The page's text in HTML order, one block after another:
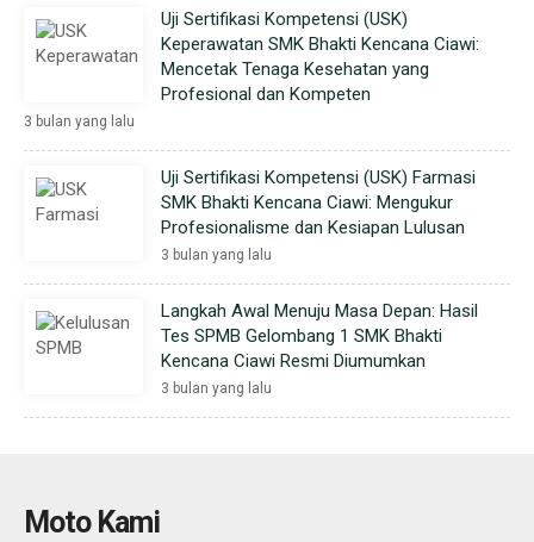
Uji Sertifikasi Kompetensi (USK)
Keperawatan SMK Bhakti Kencana Ciawi:
Mencetak Tenaga Kesehatan yang
Profesional dan Kompeten
3 bulan yang lalu
Uji Sertifikasi Kompetensi (USK) Farmasi
SMK Bhakti Kencana Ciawi: Mengukur
Profesionalisme dan Kesiapan Lulusan
3 bulan yang lalu
Langkah Awal Menuju Masa Depan: Hasil
Tes SPMB Gelombang 1 SMK Bhakti
Kencana Ciawi Resmi Diumumkan
3 bulan yang lalu
Moto Kami